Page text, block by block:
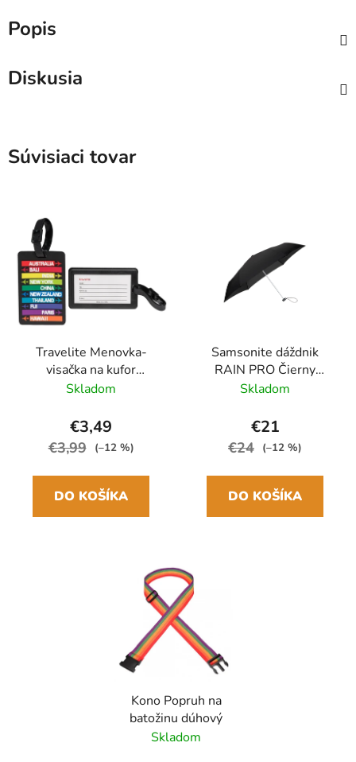
Popis
Diskusia
Súvisiaci tovar
Travelite Menovka-
visačka na kufor
Multicolor Cities
Skladom
€3,49
€3,99 (–12 %)
DO KOŠÍKA
Samsonite dáždnik
RAIN PRO Čierny
skladací manuálny
Skladom
€21
€24 (–12 %)
DO KOŠÍKA
Kono Popruh na
batožinu dúhový
Skladom